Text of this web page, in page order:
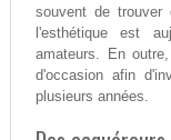
souvent de
l'esthétique est
amateurs. En
d'occasion afin
plusieurs années.